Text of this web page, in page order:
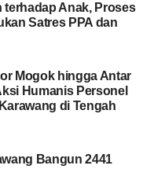
terhadap Anak, Proses
Satres PPA dan
Mogok hingga Antar
Humanis Personel
di Tengah
Bangun 2441